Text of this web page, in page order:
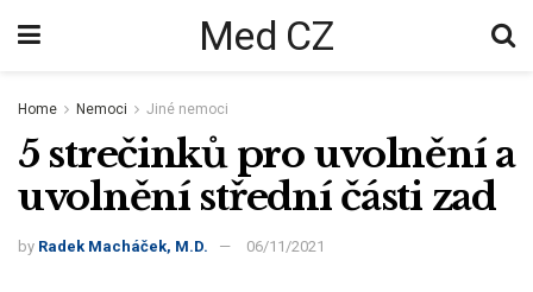
Med CZ
Home Nemoci Jiné nemoci
5 strečinků pro uvolnění a
uvolnění střední části zad
by Radek Macháček, M.D. 06/11/2021